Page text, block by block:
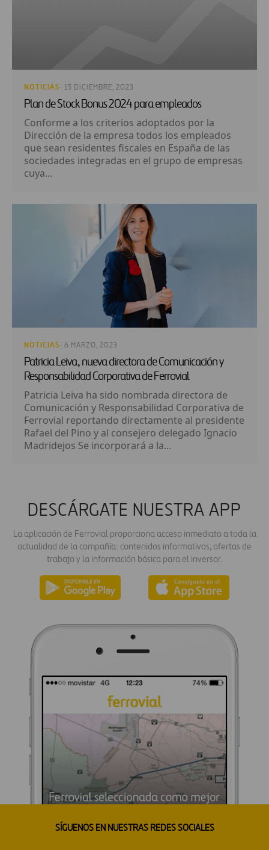
NOTICIAS · 15 DICIEMBRE, 2023
Plan de Stock Bonus 2024 para empleados
Conforme a los criterios adoptados por la
Dirección de la empresa todos los empleados
que sean residentes fiscales en España de las
sociedades integradas en el grupo de empresas
cuya...
NOTICIAS · 6 MARZO, 2023
Patricia Leiva, nueva directora de Comunicación y
Responsabilidad Corporativa de Ferrovial
Patricia Leiva ha sido nombrada directora de
Comunicación y Responsabilidad Corporativa de
Ferrovial reportando directamente al presidente
Rafael del Pino y al consejero delegado Ignacio
Madridejos Se incorporará a la...
DESCÁRGATE NUESTRA APP
La aplicación de Ferrovial proporciona acceso inmediato a toda la
actualidad de la compañía: contenidos informativos, ofertas de
trabajo y la información básica para el inversor.
SÍGUENOS EN NUESTRAS REDES SOCIALES